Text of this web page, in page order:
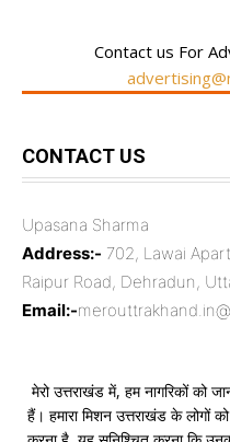
Contact us For
CONTACT US
Upasana Sharma
Address:- 702, Lawai
Raipur Road, Dehradun,
Email:-
मेरो उत्तराखंड में, हम नागरिकों को
हैं। हमारा मिशन उत्तराखंड के लोगों